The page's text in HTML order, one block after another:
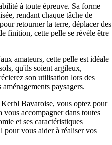
à toute épreuve. Sa forme
rendant chaque tâche de
retourner la terre, déplacer des
finition, cette pelle se révèle être
amateurs, cette pelle est idéale
qu'ils soient argileux,
son utilisation lors des
paysagers.
Bavaroise, vous optez pour
accompagner dans toutes
et ses caractéristiques
pour vous aider à réaliser vos